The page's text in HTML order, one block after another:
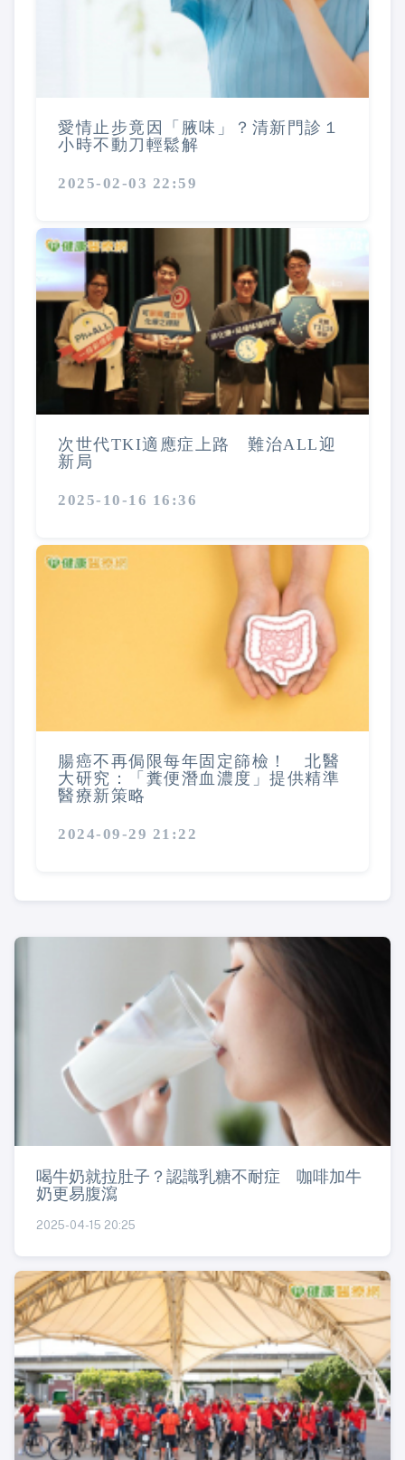
愛情止步竟因「腋味」？清新門診１
小時不動刀輕鬆解
2025-02-03 22:59
次世代TKI適應症上路 難治ALL迎
新局
2025-10-16 16:36
腸癌不再侷限每年固定篩檢！ 北醫
大研究：「糞便潛血濃度」提供精準
醫療新策略
2024-09-29 21:22
喝牛奶就拉肚子？認識乳糖不耐症 咖啡加牛
奶更易腹瀉
2025-04-15 20:25